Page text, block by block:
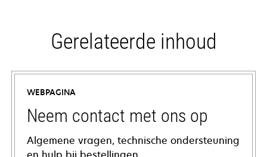
Gerelateerde inhoud
WEBPAGINA
Neem contact met ons op
Algemene vragen, technische ondersteuning